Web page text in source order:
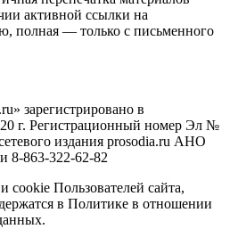
активной ссылки на
полная — только с письменного
зарегистрировано в
г. Регистрационный номер Эл №
издания prosodia.ru АНО
8-863-322-62-82
cookie Пользователей сайта,
в Политике в отношении